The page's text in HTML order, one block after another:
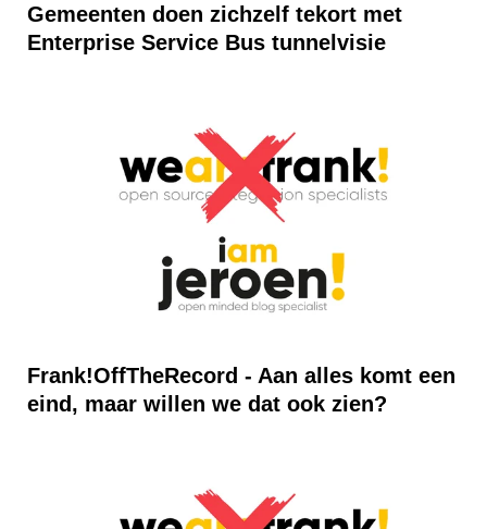
Gemeenten doen zichzelf tekort met
Enterprise Service Bus tunnelvisie
Frank!OffTheRecord - Aan alles komt een
eind, maar willen we dat ook zien?